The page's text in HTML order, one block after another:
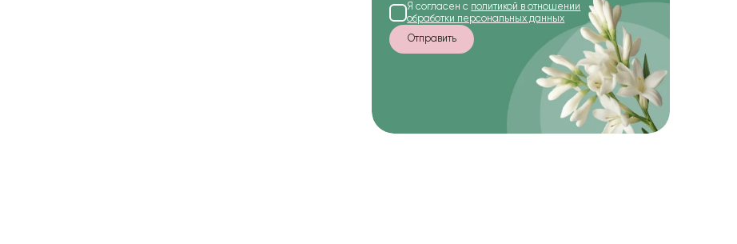
Я согласен с политикой в отношении
обработки персональных данных
Отправить